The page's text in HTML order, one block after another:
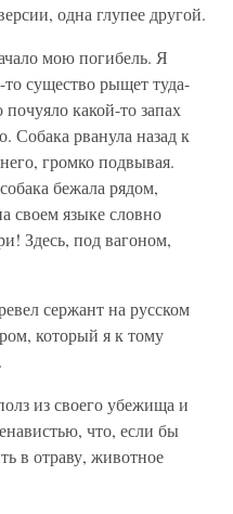
одна глупее другой.
мою погибель. Я
то существо рыщет туда-
какой-то запах
Собака рванула назад к
громко подвывая.
бежала рядом,
своем языке словно
Здесь, под вагоном,
сержант на русском
который я к тому
из своего убежища и
что, если бы
в отраву, животное